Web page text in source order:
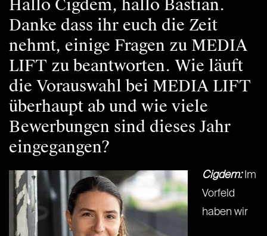
Hallo Cigdem, hallo Bastian.
Danke dass ihr euch die Zeit
nehmt, einige Fragen zu MEDIA
LIFT zu beantworten. Wie läuft
die Vorauswahl bei MEDIA LIFT
überhaupt ab und wie viele
Bewerbungen sind dieses Jahr
eingegangen?
Cigdem:Im
Vorfeld
haben wir